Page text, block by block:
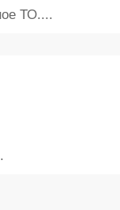
ТО....